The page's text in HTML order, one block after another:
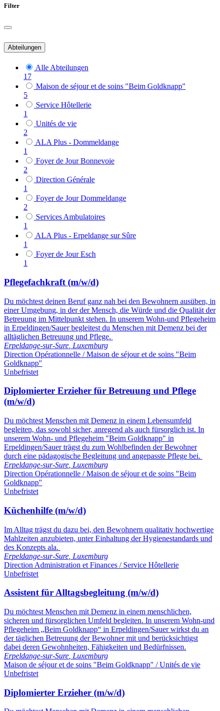
Filter
Abteilungen
Alle Abteilungen
17
Maison de séjour et de soins "Beim Goldknapp"
5
Service Hôtellerie
1
Unités de vie
2
ALA Plus - Dommeldange
1
Foyer de Jour Bonnevoie
2
Direction Générale
1
Foyer de Jour Dommeldange
2
Services Ambulatoires
1
ALA Plus - Erpeldange sur Sûre
1
Foyer de Jour Esch
1
Pflegefachkraft (m/w/d)
Du möchtest deinen Beruf ganz nah bei den Bewohnern ausüben, in
einer Umgebung, in der der Mensch, die Würde und die Qualität der
Betreuung im Mittelpunkt stehen. In unserem Wohn-und Pflegeheim
in Erpeldingen/Sauer begleitest du Menschen mit Demenz bei der
alltäglichen Betreuung und Pflege.
Erpeldange-sur-Sure Luxemburg
Direction Opérationnelle / Maison de séjour et de soins "Beim
Goldknapp"
Unbefristet
Diplomierter Erzieher für Betreuung und Pflege
(m/w/d)
Du möchtest Menschen mit Demenz in einem Lebensumfeld
begleiten, das sowohl sicher, anregend als auch fürsorglich ist. In
unserem Wohn- und Pflegeheim "Beim Goldknapp" in
Erpeldingen/Sauer trägst du zum Wohlbefinden der Bewohner
durch eine pädagogische Begleitung und angepasste Pflege bei.
Erpeldange-sur-Sure Luxemburg
Direction Opérationnelle / Maison de séjour et de soins "Beim
Goldknapp"
Unbefristet
Küchenhilfe (m/w/d)
Im Alltag trägst du dazu bei, den Bewohnern qualitativ hochwertige
Mahlzeiten anzubieten, unter Einhaltung der Hygienestandards und
des Konzepts ala.
Erpeldange-sur-Sure Luxemburg
Direction Administration et Finances / Service Hôtellerie
Unbefristet
Assistent für Alltagsbegleitung (m/w/d)
Du möchtest Menschen mit Demenz in einem menschlichen,
sicheren und fürsorglichen Umfeld begleiten. In unserem Wohn-und
Pflegeheim „Beim Goldknapp“ in Erpeldingen/Sauer wirkst du an
der täglichen Betreuung der Bewohner mit und berücksichtigst
dabei deren Gewohnheiten, Fähigkeiten und Bedürfnissen.
Erpeldange-sur-Sure Luxemburg
Maison de séjour et de soins "Beim Goldknapp" / Unités de vie
Unbefristet
Diplomierter Erzieher (m/w/d)